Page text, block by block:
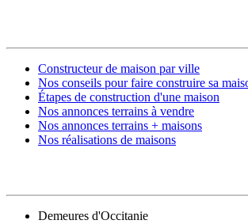
Constructeur de maison par ville
Nos conseils pour faire construire sa
Étapes de construction d'une maison
Nos annonces terrains à vendre
Nos annonces terrains + maisons
Nos réalisations de maisons
Demeures d'Occitanie